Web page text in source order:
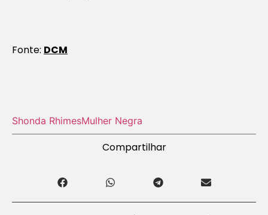
Fonte: DCM
Shonda RhimesMulher Negra
Compartilhar